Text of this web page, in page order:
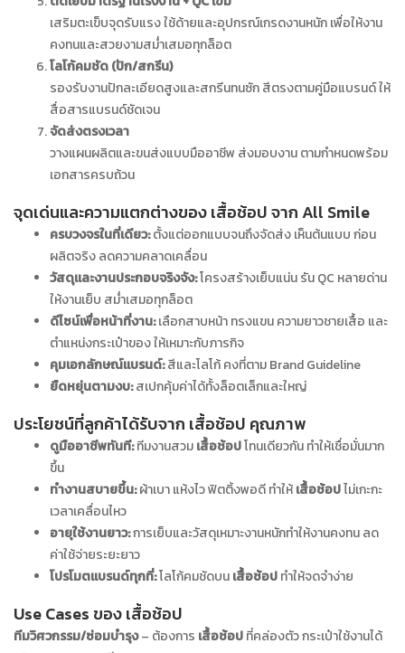
เสริมตะเข็บจุดรับแรง ใช้ด้ายและอุปกรณ์เกรดงานหนัก เพื่อให้งาน
คงทนและสวยงามสม่ำเสมอทุกล็อต
โลโก้คมชัด (ปัก/สกรีน)
รองรับงานปักละเอียดสูงและสกรีนทนซัก สีตรงตามคู่มือแบรนด์ ให้
สื่อสารแบรนด์ชัดเจน
จัดส่งตรงเวลา
วางแผนผลิตและขนส่งแบบมืออาชีพ ส่งมอบงาน ตามกำหนดพร้อม
เอกสารครบถ้วน
จุดเด่นและความแตกต่างของ เสื้อช้อป จาก All Smile
ครบวงจรในที่เดียว:ตั้งแต่ออกแบบจนถึงจัดส่ง เห็นต้นแบบ ก่อน
ผลิตจริง ลดความคลาดเคลื่อน
วัสดุและงานประกอบจริงจัง:โครงสร้างเย็บแน่น รัน QC หลายด่าน
ให้งานเย็บ สม่ำเสมอทุกล็อต
ดีไซน์เพื่อหน้าที่งาน:เลือกสาบหน้า ทรงแขน ความยาวชายเสื้อ และ
ตำแหน่งกระเป๋าของ ให้เหมาะกับภารกิจ
คุมเอกลักษณ์แบรนด์:สีและโลโก้ คงที่ตาม Brand Guideline
ยืดหยุ่นตามงบ:สเปกคุ้มค่าได้ทั้งล็อตเล็กและใหญ่
ประโยชน์ที่ลูกค้าได้รับจาก เสื้อช้อป คุณภาพ
ดูมืออาชีพทันที:ทีมงานสวมเสื้อช้อปโทนเดียวกัน ทำให้เชื่อมั่นมาก
ขึ้น
ทำงานสบายขึ้น:ผ้าเบา แห้งไว ฟิตติ้งพอดี ทำให้เสื้อช้อปไม่เกะกะ
เวลาเคลื่อนไหว
อายุใช้งานยาว:การเย็บและวัสดุเหมาะงานหนักทำให้งานคงทน ลด
ค่าใช้จ่ายระยะยาว
โปรโมตแบรนด์ทุกที่:โลโก้คมชัดบนเสื้อช้อปทำให้จดจำง่าย
Use Cases ของ เสื้อช้อป
ทีมวิศวกรรม/ซ่อมบำรุง– ต้องการ เสื้อช้อปที่คล่องตัว กระเป๋าใช้งานได้